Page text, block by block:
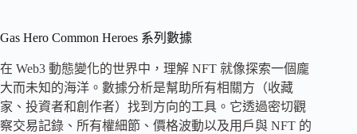
Gas Hero Common Heroes 系列數據
在 Web3 動態變化的世界中，理解 NFT 就像探索一個龐
大而未知的海洋。數據分析是幫助所有相關方（收藏
家、投資者和創作者）找到方向的工具。它透過密切觀
察交易記錄、所有權細節、價格波動以及用戶與 NFT 的